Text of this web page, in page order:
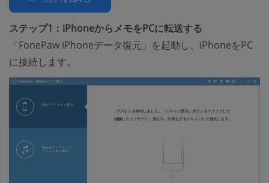
ステップ1：iPhoneからメモをPCに転送する
「FonePaw iPhoneデータ復元」を起動し、iPhoneをPC
に接続します。